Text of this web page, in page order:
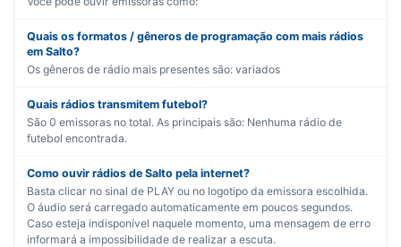
Quais os formatos / gêneros de programação com mais rádios
em Salto?
Os gêneros de rádio mais presentes são: variados
Quais rádios transmitem futebol?
São 0 emissoras no total. As principais são: Nenhuma rádio de
futebol encontrada.
Como ouvir rádios de Salto pela internet?
Basta clicar no sinal de PLAY ou no logotipo da emissora escolhida.
O áudio será carregado automaticamente em poucos segundos.
Caso esteja indisponível naquele momento, uma mensagem de erro
informará a impossibilidade de realizar a escuta.